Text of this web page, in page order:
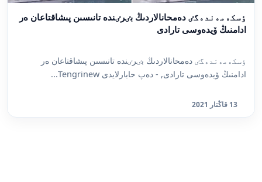
ٶسكەمەندەگٸ دەمحانالاردىڭ بٸرٸندە تانىسىن پىشاقتاعان ەر
ادامنىڭ ۆيدەوسى تارادى
ٶسكەمەندەگٸ دەمحانالاردىڭ بٸرٸندە تانىسىن پىشاقتاعان ەر
ادامنىڭ ۆيدەوسى تارادى, - دەپ حابارلايدى Tengrinew...
13 قاڭتار 2021